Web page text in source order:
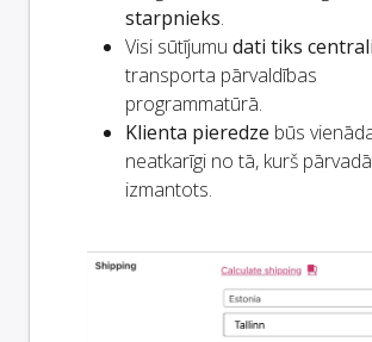
starpnieks.
Visi sūtījumu dati tiks
transporta pārvaldības
programmatūrā.
Klienta pieredze būs
neatkarīgi no tā, kurš
izmantots.